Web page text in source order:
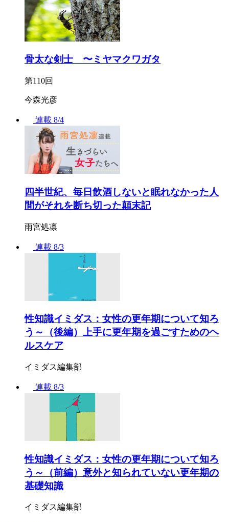
骨太な剣士 〜ミヤマクワガタ
第110回
今森光彦
連載 8/4
四半世紀、毎日飲酒しないと眠れなかった人
間がそれを断ち切った顛末記
雨宮処凛
連載 8/3
性知識イミダス：女性の更年期について知ろ
う～（後編）上手に更年期を過ごすためのヘ
ルスケア
イミダス編集部
連載 8/3
性知識イミダス：女性の更年期について知ろ
う～（前編）意外と知られていない更年期の
基礎知識
イミダス編集部